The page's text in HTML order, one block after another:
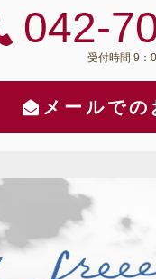
042-
受付時間 9：
メールで